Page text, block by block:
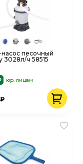
песочный
3028л/ч 58515
юр. лицам
₽